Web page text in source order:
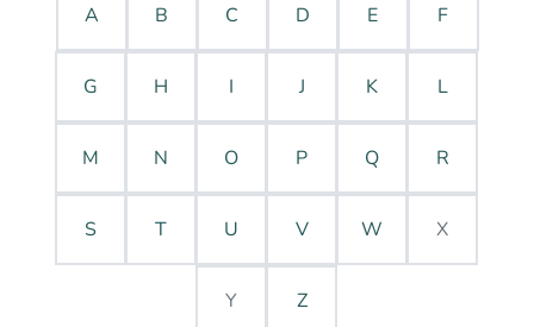
A B C D E F
G H I J K L
M N O P Q R
S T U V W X
Y Z